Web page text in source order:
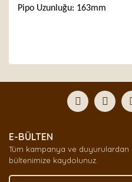
Pipo Uzunluğu: 163mm
formunu kullanarak
Görüş ve önerileriniz için
Ürün açıklamasında eksik
Ürün bilgilerinde hatalar
E-BÜLTEN
Tüm kampanya ve
bültenimize kaydolunuz.